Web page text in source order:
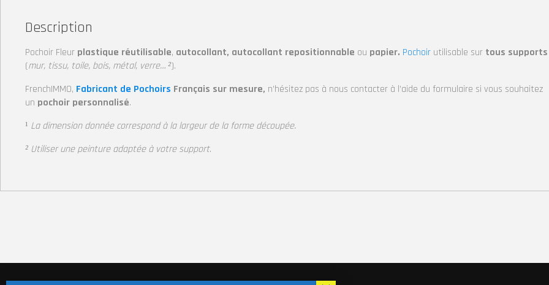
Description
Pochoir Fleur plastique réutilisable, autocollant, autocollant repositionnable ou papier. Pochoir utilisable sur tous supports
(mur, tissu, toile, bois, métal, verre… ²).
FrenchIMMO, Fabricant de Pochoirs Français sur mesure, n’hésitez pas à nous contacter à l’aide du formulaire si vous souhaitez
un pochoir personnalisé.
¹ La dimension donnée correspond à la largeur de la forme découpée.
² Utiliser une peinture adaptée à votre support.